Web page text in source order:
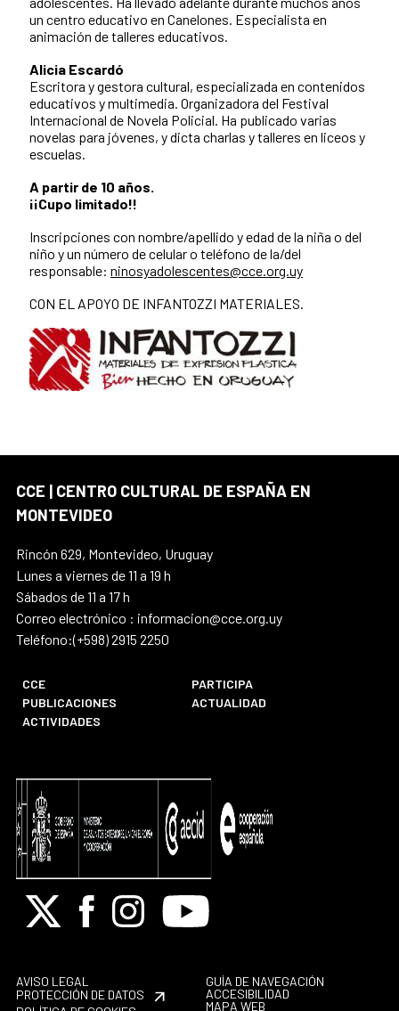
un centro educativo en Canelones. Especialista en
animación de talleres educativos.
Alicia Escardó
Escritora y gestora cultural, especializada en contenidos
educativos y multimedia. Organizadora del Festival
Internacional de Novela Policial. Ha publicado varias
novelas para jóvenes, y dicta charlas y talleres en liceos y
escuelas.
A partir de 10 años.
¡¡Cupo limitado!!
Inscripciones con nombre/apellido y edad de la niña o del
niño y un número de celular o teléfono de la/del
responsable: ninosyadolescentes@cce.org.uy
CON EL APOYO DE INFANTOZZI MATERIALES.
CCE | CENTRO CULTURAL DE ESPAÑA EN
MONTEVIDEO
Rincón 629, Montevideo, Uruguay
Lunes a viernes de 11 a 19 h
Sábados de 11 a 17 h
Correo electrónico : informacion@cce.org.uy
Teléfono:(+598) 2915 2250
CCE
PARTICIPA
PUBLICACIONES
ACTUALIDAD
ACTIVIDADES
X FacebookInstagramYoutube
AVISO LEGAL
PROTECCIÓN DE DATOS
GUÍA DE NAVEGACIÓN
ACCESIBILIDAD
MAPA WEB